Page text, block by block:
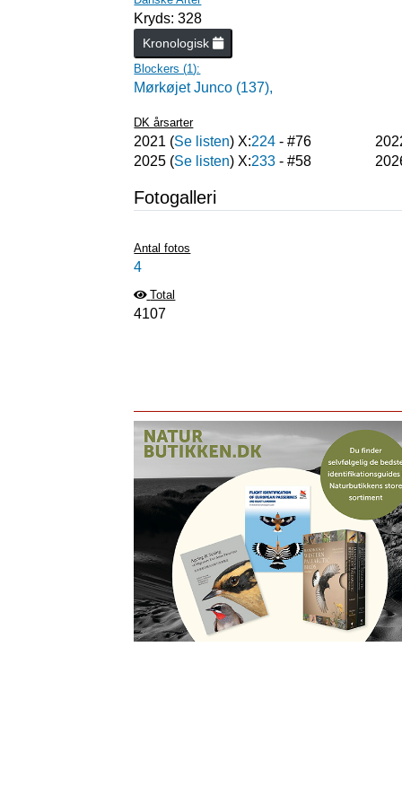
Kryds: 328
Kronologisk
Blockers (1):
Mørkøjet Junco (137),
DK årsarter
2021 (Se listen) X:224 - #76
2025 (Se listen) X:233 - #58
Fotogalleri
Antal fotos
4
Total
4107